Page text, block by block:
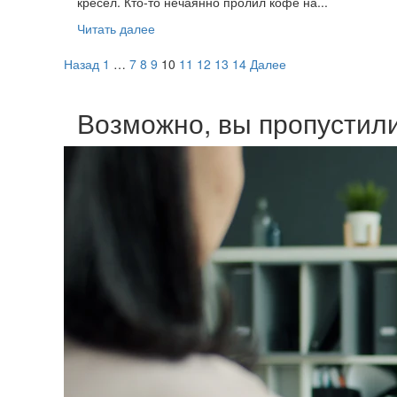
Читать далееПрочитать
о
химчистка
лучше
самостоятельной
Пагинация
Назад 1 … 7 8 9 10 11 12 13 14 Далее
Возможно, вы